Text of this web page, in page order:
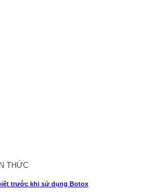
THỨC
trước khi sử dụng Botox